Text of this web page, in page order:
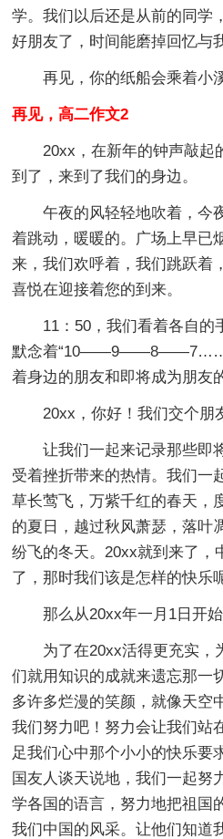
学。我们以后还是从前的同学
好朋友了，时间能磨掉回忆与
再见，你的纸船会乘着小
再见，高二作文2
20xx，在新年的钟声敲起
到了，来到了我们的身边。
午夜的风轻轻地吹着，今
着跳动，暖暖的。广场上早已
来，我们欢呼着，我们跳跃着
喜悦在迎接着您的到来。
11：50，我们看着各自的
默念着
着身边的朋友和即将成为朋友
20xx，你好！我们交个朋
让我们一起来记录那些即
受着挫折带来的热情。我们一
草长莺飞，万紫千红的春天，
的夏日，越过秋风萧瑟，落叶
纷飞的冬天。20xx就到来了，
了，那时我们该是怎样的快乐
那么从20xx年一月1日开
为了在20xx活得更充实，
们就用知识的成就来遗忘那一
多许多烂漫的笑颜，就像天空
我们努力吧！努力会让我们站
足我们心中那个小小的快乐要
国友人谈天说地，我们一起努
学各国的语言，努力地把祖国
我们中国的风采。让他们知道